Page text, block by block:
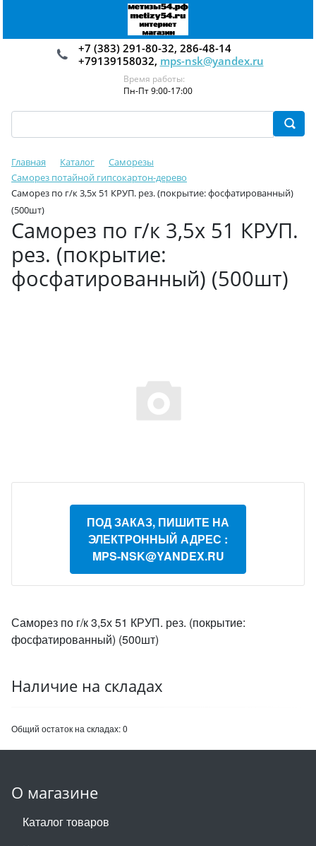
+7 (383) 291-80-32, 286-48-14
+79139158032, mps-nsk@yandex.ru
Время работы:
Пн-Пт 9:00-17:00
Главная Каталог
Саморезы
Саморез потайной гипсокартон-дерево
Саморез по г/к 3,5х 51 КРУП. рез. (покрытие: фосфатированный)
(500шт)
Саморез по г/к 3,5х 51 КРУП.
рез. (покрытие:
фосфатированный) (500шт)
ПОД ЗАКАЗ, ПИШИТЕ НА
ЭЛЕКТРОННЫЙ АДРЕС :
MPS-NSK@YANDEX.RU
Саморез по г/к 3,5х 51 КРУП. рез. (покрытие:
фосфатированный) (500шт)
Наличие на складах
Общий остаток на складах:0
О магазине
Каталог товаров